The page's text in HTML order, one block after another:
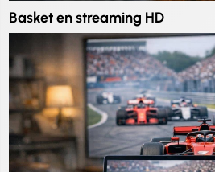
Basket en streaming HD